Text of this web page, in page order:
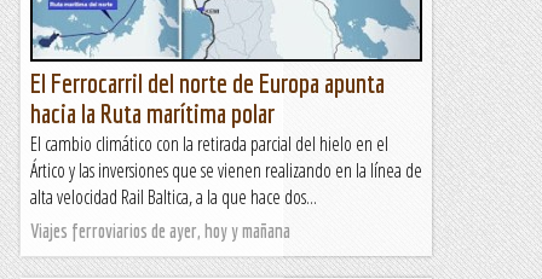
El Ferrocarril del norte de Europa apunta
hacia la Ruta marítima polar
El cambio climático con la retirada parcial del hielo en el
Ártico y las inversiones que se vienen realizando en la línea de
alta velocidad Rail Baltica, a la que hace dos...
Viajes ferroviarios de ayer, hoy y mañana